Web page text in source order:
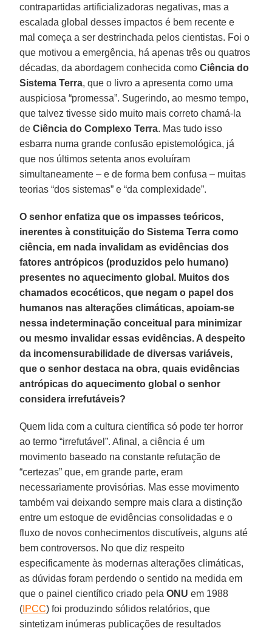
contrapartidas artificializadoras negativas, mas a
escalada global desses impactos é bem recente e
mal começa a ser destrinchada pelos cientistas. Foi o
que motivou a emergência, há apenas três ou quatros
décadas, da abordagem conhecida comoCiência do
Sistema Terra, que o livro a apresenta como uma
auspiciosa “promessa”. Sugerindo, ao mesmo tempo,
que talvez tivesse sido muito mais correto chamá-la
deCiência do Complexo Terra. Mas tudo isso
esbarra numa grande confusão epistemológica, já
que nos últimos setenta anos evoluíram
simultaneamente – e de forma bem confusa – muitas
teorias “dos sistemas” e “da complexidade”.
O senhor enfatiza que os impasses teóricos,
inerentes à constituição do Sistema Terra como
ciência, em nada invalidam as evidências dos
fatores antrópicos (produzidos pelo humano)
presentes no aquecimento global. Muitos dos
chamados ecocéticos, que negam o papel dos
humanos nas alterações climáticas, apoiam-se
nessa indeterminação conceitual para minimizar
ou mesmo invalidar essas evidências. A despeito
da incomensurabilidade de diversas variáveis,
que o senhor destaca na obra, quais evidências
antrópicas do aquecimento global o senhor
considera irrefutáveis?
Quem lida com a cultura científica só pode ter horror
ao termo “irrefutável”. Afinal, a ciência é um
movimento baseado na constante refutação de
“certezas” que, em grande parte, eram
necessariamente provisórias. Mas esse movimento
também vai deixando sempre mais clara a distinção
entre um estoque de evidências consolidadas e o
fluxo de novos conhecimentos discutíveis, alguns até
bem controversos. No que diz respeito
especificamente às modernas alterações climáticas,
as dúvidas foram perdendo o sentido na medida em
que o painel científico criado pelaONU em 1988
( IPCC) foi produzindo sólidos relatórios, que
sintetizam inúmeras publicações de resultados